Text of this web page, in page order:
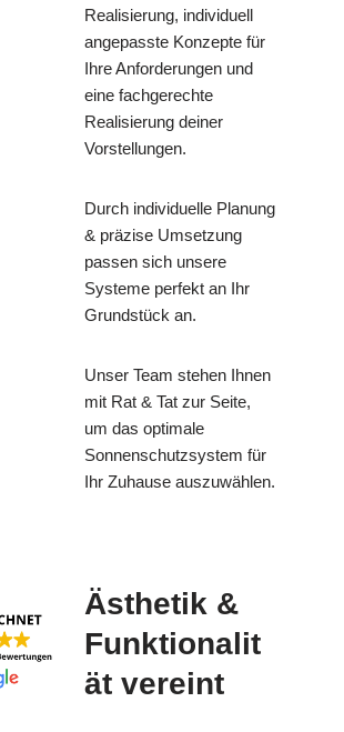
Realisierung, individuell
angepasste Konzepte für
Ihre Anforderungen und
eine fachgerechte
Realisierung deiner
Vorstellungen.
Durch individuelle Planung
& präzise Umsetzung
passen sich unsere
Systeme perfekt an Ihr
Grundstück an.
Unser Team stehen Ihnen
mit Rat & Tat zur Seite,
um das optimale
Sonnenschutzsystem für
Ihr Zuhause auszuwählen.
Ästhetik &
Funktionalit
ät vereint